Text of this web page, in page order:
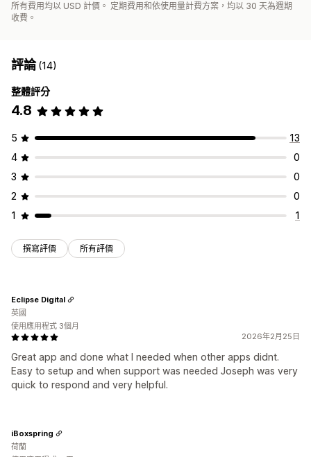
所有費用均以 USD 計價。 定期費用和依使用量計費方案，均以 30 天為週期
收費。
評論(14)
整體評分
4.8
5
13
4
0
3
0
2
0
1
1
撰寫評價 所有評價
2026年2月25日
Great app and done what I needed when other apps didnt.
Easy to setup and when support was needed Joseph was very
quick to respond and very helpful.
Eclipse Digital
英國
使用應用程式 3個月
iBoxspring
荷蘭